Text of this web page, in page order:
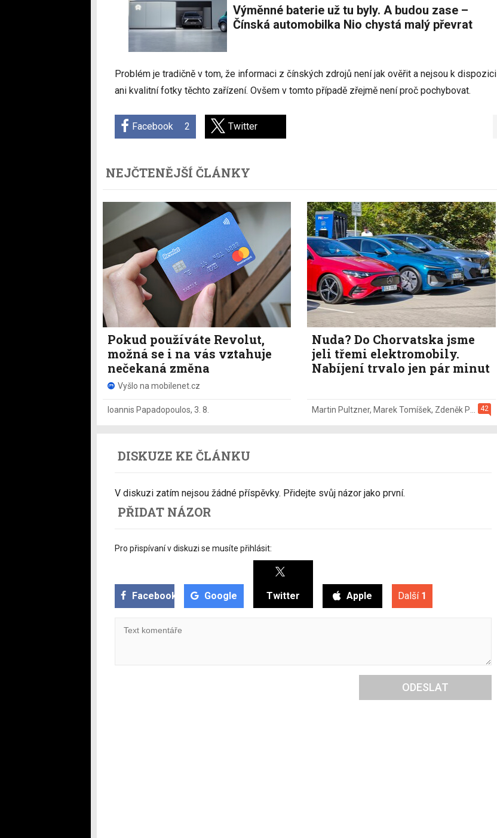
Výměnné baterie už tu byly. A budou zase –
Čínská automobilka Nio chystá malý převrat
Problém je tradičně v tom, že informaci z čínských zdrojů není jak ověřit a nejsou k dispozici
ani kvalitní fotky těchto zařízení. Ovšem v tomto případě zřejmě není proč pochybovat.
Facebook 2 Twitter
NEJČTENĚJŠÍ ČLÁNKY
Pokud používáte Revolut,
možná se i na vás vztahuje
nečekaná změna
Vyšlo na mobilenet.cz
Ioannis Papadopoulos, 3. 8.
Nuda? Do Chorvatska jsme
jeli třemi elektromobily.
Nabíjení trvalo jen pár minut
42
Martin Pultzner, Marek Tomíšek, Zdeněk Pečený
DISKUZE KE ČLÁNKU
V diskuzi zatím nejsou žádné příspěvky. Přidejte svůj názor jako první.
PŘIDAT NÁZOR
Pro přispívaní v diskuzi se musíte přihlásit:
Facebook Google Twitter Apple Další 1
ODESLAT